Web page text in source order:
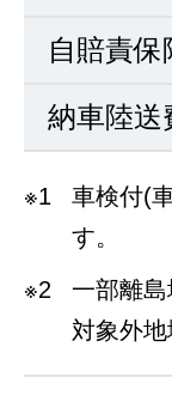
自賠責保
納車陸送
※1
車検付(
す。
※2
一部離
対象外